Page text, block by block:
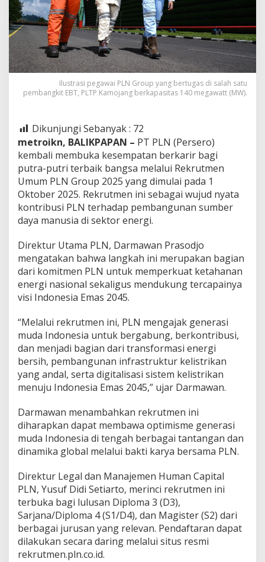
Ilustrasi pegawai PLN Group yang bertugas di salah satu
pembangkit EBT, PLTP Kamojang berkapasitas 140 megawatt (MW).
Dikunjungi Sebanyak : 72
metroikn, BALIKPAPAN – PT PLN (Persero)
kembali membuka kesempatan berkarir bagi
putra-putri terbaik bangsa melalui Rekrutmen
Umum PLN Group 2025 yang dimulai pada 1
Oktober 2025. Rekrutmen ini sebagai wujud nyata
kontribusi PLN terhadap pembangunan sumber
daya manusia di sektor energi.
Direktur Utama PLN, Darmawan Prasodjo
mengatakan bahwa langkah ini merupakan bagian
dari komitmen PLN untuk memperkuat ketahanan
energi nasional sekaligus mendukung tercapainya
visi Indonesia Emas 2045.
“Melalui rekrutmen ini, PLN mengajak generasi
muda Indonesia untuk bergabung, berkontribusi,
dan menjadi bagian dari transformasi energi
bersih, pembangunan infrastruktur kelistrikan
yang andal, serta digitalisasi sistem kelistrikan
menuju Indonesia Emas 2045,” ujar Darmawan.
Darmawan menambahkan rekrutmen ini
diharapkan dapat membawa optimisme generasi
muda Indonesia di tengah berbagai tantangan dan
dinamika global melalui bakti karya bersama PLN.
Direktur Legal dan Manajemen Human Capital
PLN, Yusuf Didi Setiarto, merinci rekrutmen ini
terbuka bagi lulusan Diploma 3 (D3),
Sarjana/Diploma 4 (S1/D4), dan Magister (S2) dari
berbagai jurusan yang relevan. Pendaftaran dapat
dilakukan secara daring melalui situs resmi
rekrutmen.pln.co.id.